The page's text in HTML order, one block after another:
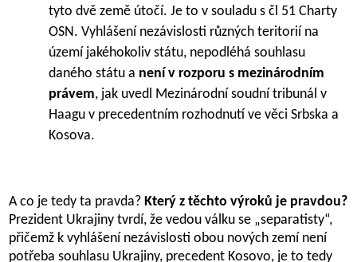
tyto dvě země útočí. Je to v souladu s čl 51 Charty
OSN. Vyhlášení nezávislosti různých teritorií na
území jakéhokoliv státu, nepodléhá souhlasu
daného státu a není v rozporu s mezinárodním
právem, jak uvedl Mezinárodní soudní tribunál v
Haagu v precedentním rozhodnutí ve věci Srbska a
Kosova.
A co je tedy ta pravda?Který z těchto výroků je pravdou?
Prezident Ukrajiny tvrdí, že vedou válku se „separatisty“,
přičemž k vyhlášení nezávislosti obou nových zemí není
potřeba souhlasu Ukrajiny, precedent Kosovo, je to tedy